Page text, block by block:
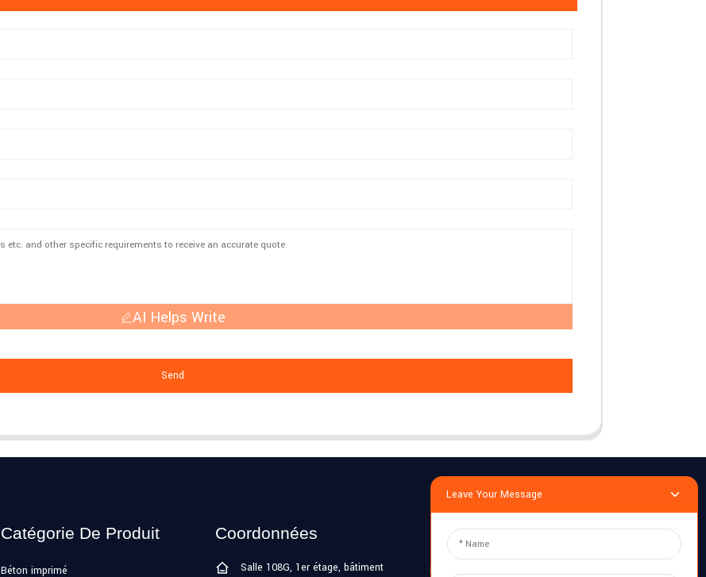
AI Helps Write
Send
Catégorie De Produit
Béton imprimé
Coordonnées
Salle 108G, 1er étage, bâtiment
Enquête
Entrez votre email et nous vous
Leave Your Message